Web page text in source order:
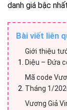
danh giá bậc
Bài viết liên
Giới thiệu
Diệu – Đứa
Mã code
Tháng 1/
Vương Giả